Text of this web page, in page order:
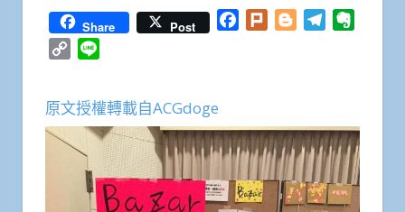
Share Post Facebook
Plurk BloggerTelegram
Copy
原文授權轉載自ACGdoge